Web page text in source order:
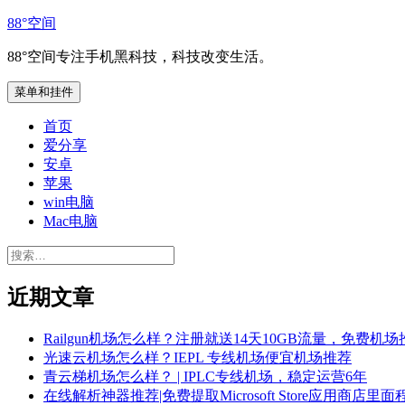
跳
内
容
88°空间
88°空间专注手机黑科技，科技改变生活。
菜单和挂件
首页
爱分享
安卓
苹果
win电脑
Mac电脑
搜
近期文章
Railgun机场怎么样？注册就送14天10GB流量，免费机场
光速云机场怎么样？IEPL 专线机场便宜机场推荐
青云梯机场怎么样？ | IPLC专线机场，稳定运营6年
在线解析神器推荐|免费提取Microsoft Store应用商店里面